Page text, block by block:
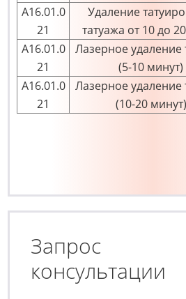
А16.01.0
21
Удаление
татуажа от 10 до
А16.01.0
21
Лазерное удаление
(5-10 минут)
А16.01.0
21
Лазерное удаление
(10-20 минут)
Запрос
консультации